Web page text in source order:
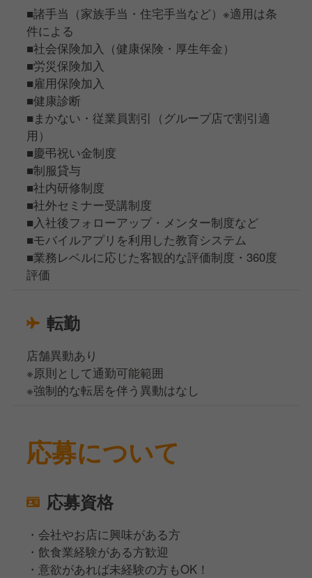
■諸手当（家族手当・住宅手当など）※適用は条
件による
■社会保険加入（健康保険・厚生年金）
■労災保険加入
■雇用保険加入
■健康診断
■まかない・従業員割引（グループ店で割引適
用）
■慶弔祝い金制度
■制服貸与
■社内研修制度
■社外セミナー受講制度
■入社後フォローアップ・メンター制度など
■モバイルアプリを利用した教育システム
■業務レベルに応じた客観的な評価制度・360度
評価
転勤
店舗異動あり
※原則として通勤可能範囲
※強制的な転居を伴う異動はなし
応募について
応募資格
・会社やお店に興味がある方
・飲食業経験がある方歓迎
・意欲があれば未経験の方もOK！